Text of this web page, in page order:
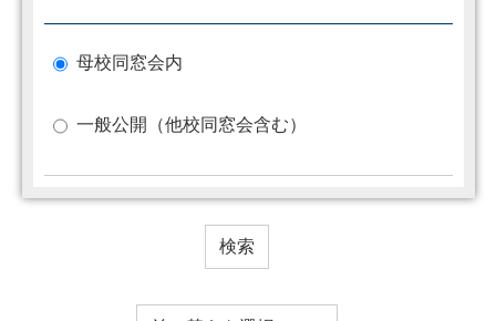
母校同窓会内
一般公開（他校同窓会含む）